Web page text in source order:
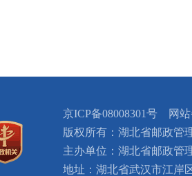
京ICP备08008301号 网站
版权所有：湖北省邮政管
主办单位：湖北省邮政管
地址：湖北省武汉市江岸